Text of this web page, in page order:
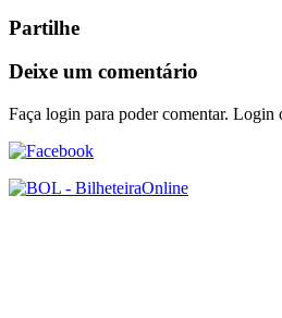
Partilhe
Deixe um comentário
Faça login para poder comentar. Login